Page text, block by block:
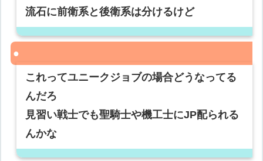
流石に前衛系と後衛系は分けるけど
これってユニークジョブの場合どうなってる
んだろ
見習い戦士でも聖騎士や機工士にJP配られる
んかな